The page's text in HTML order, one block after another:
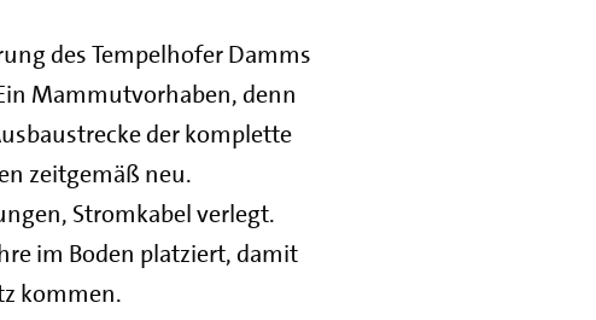
des Tempelhofer Damms
Mammutvorhaben, denn
der komplette
zeitgemäß neu.
Stromkabel verlegt.
im Boden platziert, damit
kommen.